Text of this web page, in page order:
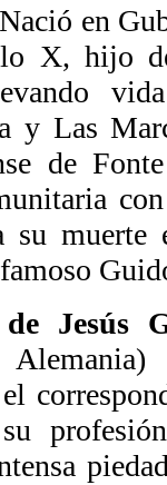
en
X, hijo
y Las
de
su
Jesús